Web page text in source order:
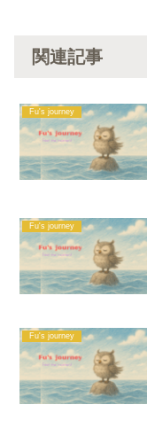
関連記事
Fu's journey
Fu's journey
Fu's journey